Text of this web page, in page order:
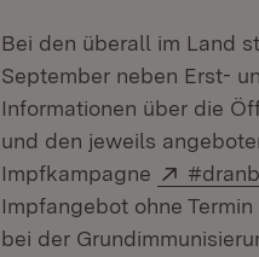
Bei den überall im Land
September neben Erst-
Informationen über die
und den jeweils
Impfkampagne
Extern:
Impfangebot ohne
bei der